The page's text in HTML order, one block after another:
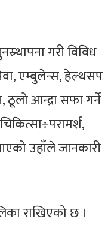
गरी विविध
एम्बुलेन्स, हेल्थसप
आन्द्रा सफा गर्ने
उहाँले जानकारी
राखिएको छ ।